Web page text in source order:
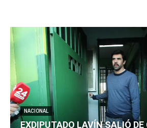
NACIONAL
EXDIPUTADO LAVÍN SALIÓ